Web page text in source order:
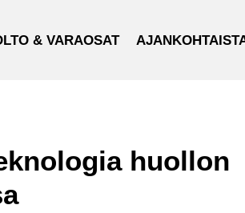
& VARAOSAT
huollon